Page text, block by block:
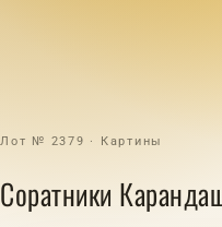
Лот № 2379 · Картины
Соратники